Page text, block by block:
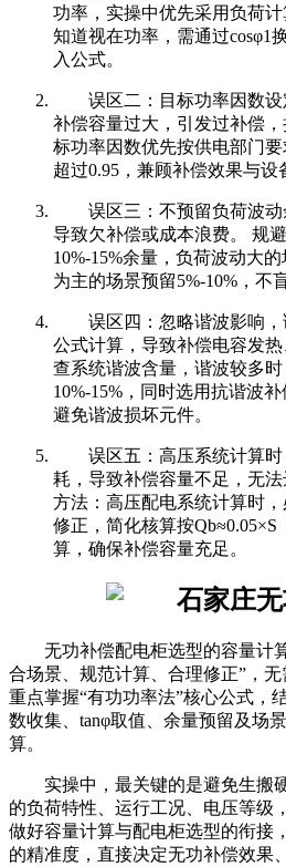
功率，实操中优先采用负荷
知道视在功率，需通过cosφ1
入公式。
误区二：目标功率因数
补偿容量过大，引发过补偿
标功率因数优先按供电部门
超过0.95，兼顾补偿效果与设
误区三：不预留负荷波
导致欠补偿或成本浪费。 规
10%-15%余量，负荷波动大
为主的场景预留5%-10%，不
误区四：忽略谐波影响
公式计算，导致补偿电容发
查系统谐波含量，谐波较多
10%-15%，同时选用抗谐波
避免谐波损坏元件。
误区五：高压系统计算
耗，导致补偿容量不足，无
方法：高压配电系统计算时
修正，简化核算按
算，确保补偿容量充足。
无功补偿配电柜选型的容量计
合场景、规范计算、合理修正”，无
重点掌握“有功功率法”核心公式，
数收集、tanφ取值、余量预留及场
算。
实操中，最关键的是避免生搬
的负荷特性、运行工况、电压等级
做好容量计算与配电柜选型的衔接
的精准度，直接决定无功补偿效果